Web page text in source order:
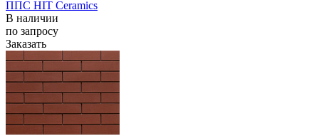
ППС HIT Ceramics
В наличии
по запросу
Заказать